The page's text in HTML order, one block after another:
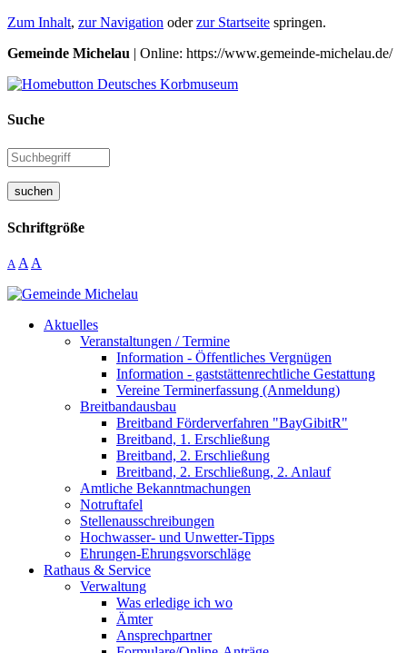
Zum Inhalt, zur Navigation oderzur Startseite springen.
Gemeinde Michelau | Online: https://www.gemeinde-michelau.de/
Suche
suchen
Schriftgröße
A A A
Aktuelles
Veranstaltungen / Termine
Information - Öffentliches Vergnügen
Information - gaststättenrechtliche Gestattung
Vereine Terminerfassung (Anmeldung)
Breitbandausbau
Breitband Förderverfahren "BayGibitR"
Breitband, 1. Erschließung
Breitband, 2. Erschließung
Breitband, 2. Erschließung, 2. Anlauf
Amtliche Bekanntmachungen
Notruftafel
Stellenausschreibungen
Hochwasser- und Unwetter-Tipps
Ehrungen-Ehrungsvorschläge
Rathaus & Service
Verwaltung
Was erledige ich wo
Ämter
Ansprechpartner